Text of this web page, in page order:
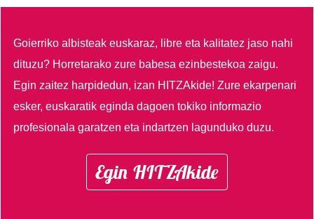
Goierriko albisteak euskaraz, libre eta kalitatez jaso nahi
dituzu? Horretarako zure babesa ezinbestekoa zaigu.
Egin zaitez harpidedun, izan HITZAkide!Zure ekarpenari
esker, euskaratik eginda dagoen tokiko informazio
profesionala garatzen eta indartzen lagunduko duzu.
Egin HITZAkide